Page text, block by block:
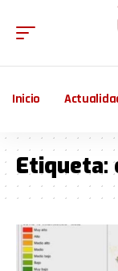
Inicio
Etiqueta: